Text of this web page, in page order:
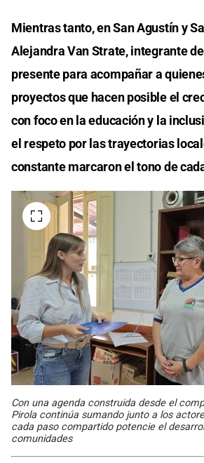
Mientras tanto, en San Agustín y
Alejandra Van Strate, integrante
presente para acompañar a
proyectos que hacen posible el
con foco en la educación y la
el respeto por las trayectorias
constante marcaron el tono de
Con una agenda construida desde el
Pirola continúa sumando junto a los
cada paso compartido potencie el
comunidades